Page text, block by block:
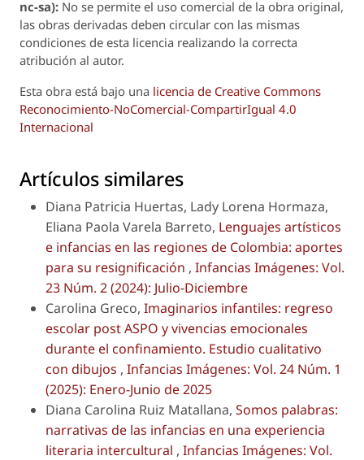
nc-sa): No se permite el uso comercial de la obra original,
las obras derivadas deben circular con las mismas
condiciones de esta licencia realizando la correcta
atribución al autor.
Esta obra está bajo una licencia de Creative Commons
Reconocimiento-NoComercial-CompartirIgual 4.0
Internacional
Artículos similares
Diana Patricia Huertas, Lady Lorena Hormaza,
Eliana Paola Varela Barreto, Lenguajes artísticos
e infancias en las regiones de Colombia: aportes
para su resignificación , Infancias Imágenes: Vol.
23 Núm. 2 (2024): Julio-Diciembre
Carolina Greco, Imaginarios infantiles: regreso
escolar post ASPO y vivencias emocionales
durante el confinamiento. Estudio cualitativo
con dibujos , Infancias Imágenes: Vol. 24 Núm. 1
(2025): Enero-Junio de 2025
Diana Carolina Ruiz Matallana, Somos palabras:
narrativas de las infancias en una experiencia
literaria intercultural , Infancias Imágenes: Vol.